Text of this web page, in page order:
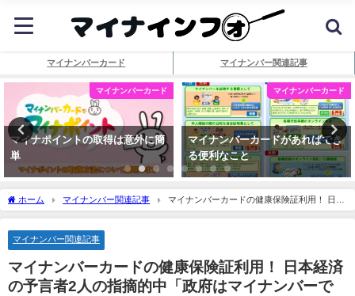
マイナンバーカード マイナンバー関連記事
マイナンバーカード
マイナポイントの取得は意外に簡
単
マイナンバーカード
マイナンバーカードがあればでき
る便利なこと
ホーム マイナンバー関連記事
マイナンバーカードの健康保険証利用！ 日本
経済の予言者2人の指摘的中「政府はマイナンバーで ...
マイナンバー関連記事
マイナンバーカードの健康保険証利用！ 日本経済
の予言者2人の指摘的中「政府はマイナンバーで